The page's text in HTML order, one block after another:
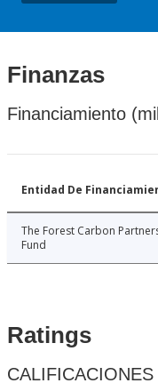
Finanzas
Financiamiento
Entidad De
The Forest Carbon
Fund
Ratings